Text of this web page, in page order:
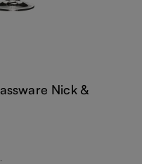
Nick &